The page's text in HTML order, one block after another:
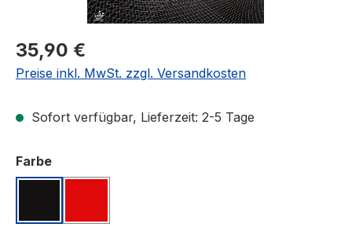
Regulärer Preis:
35,90 €
Preise inkl. MwSt. zzgl. Versandkosten
Sofort verfügbar, Lieferzeit: 2-5 Tage
Farbeauswählen